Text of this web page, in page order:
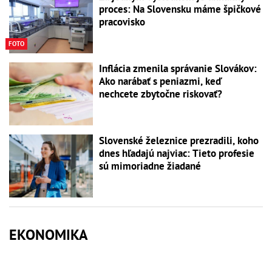
FOTO
proces: Na Slovensku máme špičkové
pracovisko
Inflácia zmenila správanie Slovákov:
Ako narábať s peniazmi, keď
nechcete zbytočne riskovať?
Slovenské železnice prezradili, koho
dnes hľadajú najviac: Tieto profesie
sú mimoriadne žiadané
EKONOMIKA